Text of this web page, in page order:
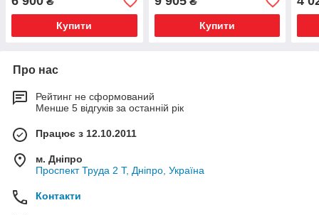
Купити Купити
Про нас
Рейтинг не сформований
Менше 5 відгуків за останній рік
Працює з 12.10.2011
м. Дніпро
Проспект Труда 2 Т, Дніпро, Україна
Контакти